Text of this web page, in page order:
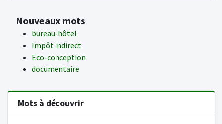
Nouveaux mots
bureau-hôtel
Impôt indirect
Eco-conception
documentaire
Mots à découvrir